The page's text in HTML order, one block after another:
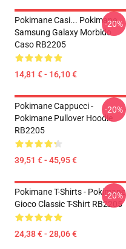
Pokimane Casi... Pokimane
Samsung Galaxy Morbido
Caso RB2205
14,81 € - 16,10 €
-20%
Pokimane Cappucci -
Pokimane Pullover Hoodie
RB2205
39,51 € - 45,95 €
-20%
Pokimane T-Shirts - Pokimane
Gioco Classic T-Shirt RB2205
24,38 € - 28,06 €
-20%